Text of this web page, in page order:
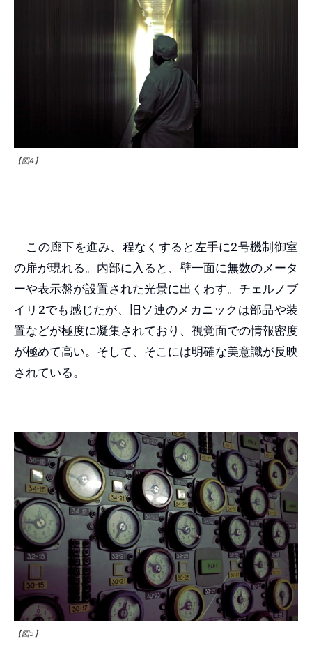
【図4】
この廊下を進み、程なくすると左手に2号機制御室
の扉が現れる。内部に入ると、壁一面に無数のメータ
ーや表示盤が設置された光景に出くわす。チェルノブ
イリ2でも感じたが、旧ソ連のメカニックは部品や装
置などが極度に凝集されており、視覚面での情報密度
が極めて高い。そして、そこには明確な美意識が反映
されている。
【図5】